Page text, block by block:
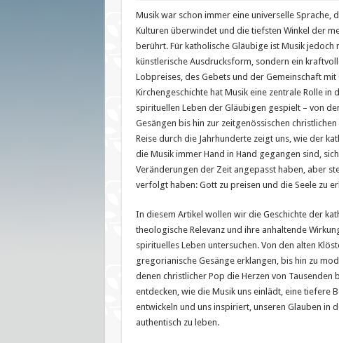
Musik war schon immer eine universelle Sprache,
Kulturen überwindet und die tiefsten Winkel der
berührt. Für katholische Gläubige ist Musik jedoch
künstlerische Ausdrucksform, sondern ein
Lobpreises, des Gebets und der Gemeinschaft
Kirchengeschichte hat Musik eine zentrale Rolle in
spirituellen Leben der Gläubigen gespielt – von
Gesängen bis hin zur zeitgenössischen christlichen
Reise durch die Jahrhunderte zeigt uns, wie der
die Musik immer Hand in Hand gegangen sind,
Veränderungen der Zeit angepasst haben, aber
verfolgt haben: Gott zu preisen und die Seele zu
In diesem Artikel wollen wir die Geschichte der
theologische Relevanz und ihre anhaltende
spirituelles Leben untersuchen. Von den alten
gregorianische Gesänge erklangen, bis hin zu
denen christlicher Pop die Herzen von Tausenden
entdecken, wie die Musik uns einlädt, eine tiefere
entwickeln und uns inspiriert, unseren Glauben in
authentisch zu leben.